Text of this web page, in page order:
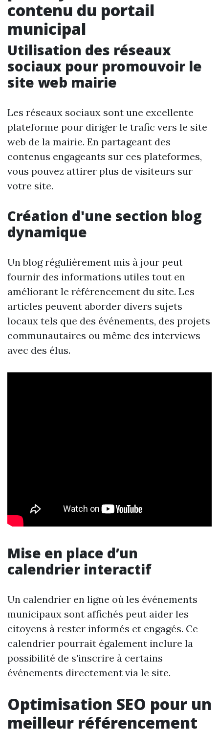
contenu du portail
municipal
Utilisation des réseaux
sociaux pour promouvoir le
site web mairie
Les réseaux sociaux sont une excellente
plateforme pour diriger le trafic vers le site
web de la mairie. En partageant des
contenus engageants sur ces plateformes,
vous pouvez attirer plus de visiteurs sur
votre site.
Création d'une section blog
dynamique
Un blog régulièrement mis à jour peut
fournir des informations utiles tout en
améliorant le référencement du site. Les
articles peuvent aborder divers sujets
locaux tels que des événements, des projets
communautaires ou même des interviews
avec des élus.
Mise en place d’un
calendrier interactif
Un calendrier en ligne où les événements
municipaux sont affichés peut aider les
citoyens à rester informés et engagés. Ce
calendrier pourrait également inclure la
possibilité de s'inscrire à certains
événements directement via le site.
Optimisation SEO pour un
meilleur référencement